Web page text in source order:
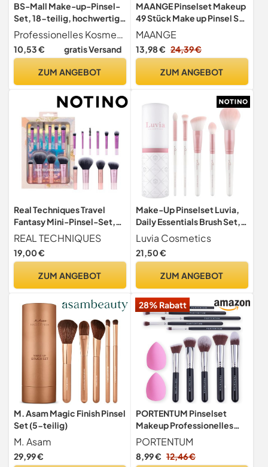
BS-Mall Make-up-Pinsel-
Set, 18-teilig, hochwertig,
synthetisch, für
Grundierung, Puder,
Concealer, Lidschatten,
champagner-goldfarben,
schwarzem Papieretui
Professionelles Kosmetikpinsel-Set Abdeckung der 18 Pinsel für Lidschatten, Concealer, Blush, Foundation, gepresste oder lose Puder, Highlighter und Augenbrauen. Ideal zum Auftragen, Verblenden und Schattieren von Produkten. Einfach und praktisch für die tägliche Make-up-Anwendung.
10,53 € gratis Versand
ZUM ANGEBOT
MAANGE Pinselset Makeup
49 Stück Make up Pinsel Set
Professionelle
Schminkpinsel für
Foundation Lidschatten
Concealer
MAANGE
13,98 € 24,39 €
ZUM ANGEBOT
Real Techniques Travel
Fantasy Mini-Pinsel-Set,
Make-up-Pinsel für
Lidschatten, Highlights,
Konturen, Puder und
Reisegröße und
teiliges Set
REAL TECHNIQUES
19,00 €
ZUM ANGEBOT
Make-Up Pinselset Luvia,
Daily Essentials Brush Set,
Puder- Und Augenpinsel Im
Set, 5 Vegane
Kosmetikpinsel
Luvia Cosmetics
21,50 €
ZUM ANGEBOT
M. Asam Magic Finish Pinsel
Set (5-teilig)
M. Asam
29,99 €
28% Rabatt
PORTENTUM Pinselset
Makeup Professionelles
10+2 Stück - Foundation
Make up Pinsel Set
Premium Puderpinsel
PORTENTUM
8,99 € 12,46 €